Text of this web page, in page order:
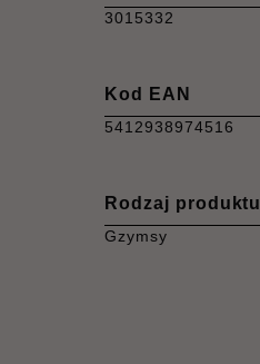
3015332
Kod EAN
5412938974516
Rodzaj produktu
Gzymsy